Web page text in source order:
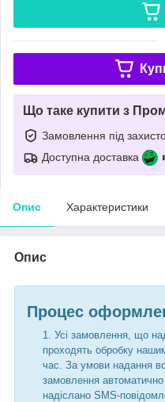
Що таке купити з
Замовлення під
Доступна доставка
Опис Характеристики
Опис
Процес
Усі замовлення, що
проходять обробку
час. За умови надання
замовлення
надіслано SMS-